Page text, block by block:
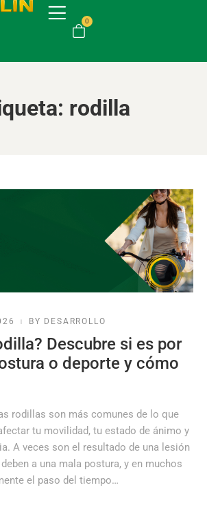
0
rodilla
BY DESARROLLO
Descubre si es por
o deporte y cómo
rodillas son más comunes de lo que
tu movilidad, tu estado de ánimo y
A veces son el resultado de una lesión
a una mala postura, y en muchos
el paso del tiempo…